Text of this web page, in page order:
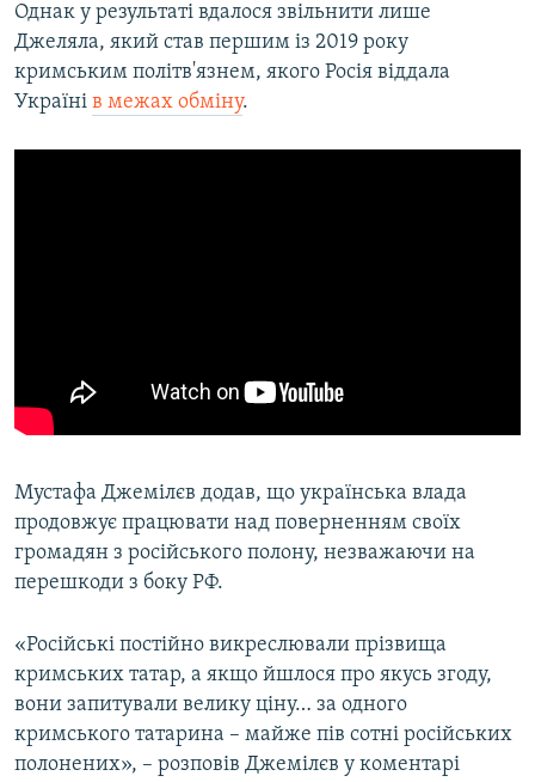
Однак у результаті вдалося звільнити лише
Джеляла, який став першим із 2019 року
кримським політв'язнем, якого Росія віддала
Україні в межах обміну.
Мустафа Джемілєв додав, що українська влада
продовжує працювати над поверненням своїх
громадян з російського полону, незважаючи на
перешкоди з боку РФ.
«Російські постійно викреслювали прізвища
кримських татар, а якщо йшлося про якусь згоду,
вони запитували велику ціну… за одного
кримського татарина – майже пів сотні російських
полонених», – розповів Джемілєв у коментарі